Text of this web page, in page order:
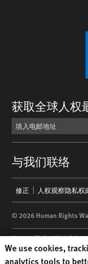
获取全球人权
与我们联络
menu
修正 人权观察隐私权
© 2026 Human Rights
Human Rights Watch|
10118-3299USA|t
Human Rights Watch
We use cookies,
analytics tools to